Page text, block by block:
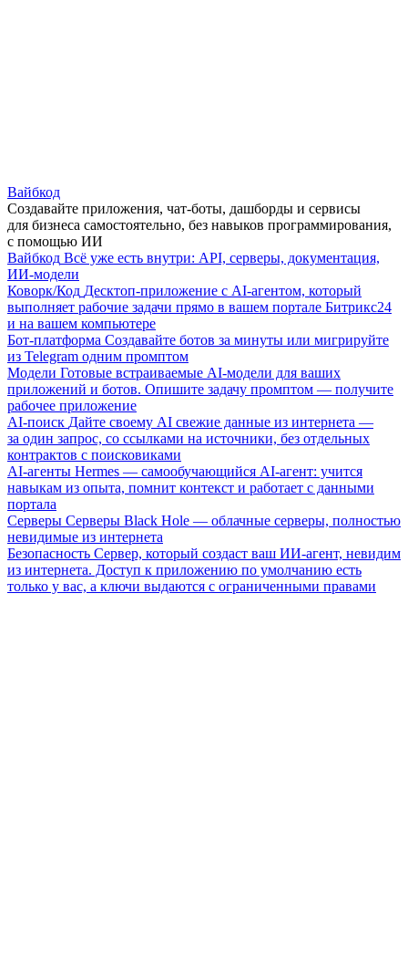
Вайбкод
Создавайте приложения, чат-боты, дашборды и сервисы
для бизнеса самостоятельно, без навыков программирования,
с помощью ИИ
Вайбкод Всё уже есть внутри: API, серверы, документация,
ИИ-модели
Коворк/Код Десктоп-приложение с AI-агентом, который
выполняет рабочие задачи прямо в вашем портале Битрикс24
и на вашем компьютере
Бот-платформа Создавайте ботов за минуты или мигрируйте
из Telegram одним промптом
Модели Готовые встраиваемые AI-модели для ваших
приложений и ботов. Опишите задачу промптом — получите
рабочее приложение
AI-поиск Дайте своему AI свежие данные из интернета —
за один запрос, со ссылками на источники, без отдельных
контрактов с поисковиками
AI-агенты Hermes — самообучающийся AI-агент: учится
навыкам из опыта, помнит контекст и работает с данными
портала
Серверы Серверы Black Hole — облачные серверы, полностью
невидимые из интернета
Безопасность Сервер, который создаст ваш ИИ-агент, невидим
из интернета. Доступ к приложению по умолчанию есть
только у вас, а ключи выдаются с ограниченными правами